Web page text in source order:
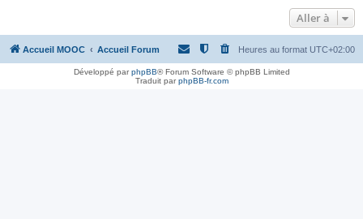
Aller à
Accueil MOOC Accueil Forum Heures au format UTC+02:00
Développé parphpBB® Forum Software © phpBB Limited
Traduit parphpBB-fr.com